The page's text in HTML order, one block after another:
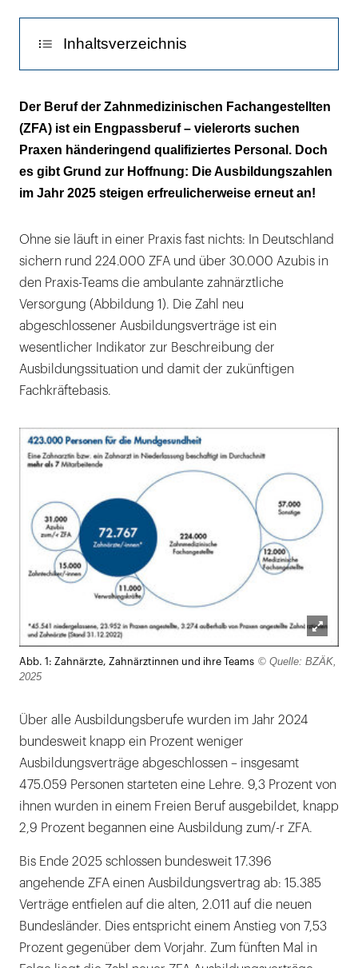
Inhaltsverzeichnis
Nummer 1 für junge Frauen mit
Migrationshintergrund
Die Abbruchquote ist relativ hoch
Werbung für den Ausbildungsberuf ZFA
Der Beruf der Zahnmedizinischen Fachangestellten
(ZFA) ist ein Engpassberuf – vielerorts suchen
Praxen händeringend qualifiziertes Personal. Doch
es gibt Grund zur Hoffnung: Die Ausbildungszahlen
im Jahr 2025 steigen erfreulicherweise erneut an!
Ohne sie läuft in einer Praxis fast nichts: In Deutschland
sichern rund 224.000 ZFA und über 30.000 Azubis in
den Praxis-Teams die ambulante zahnärztliche
Versorgung (Abbildung 1). Die Zahl neu
abgeschlossener Ausbildungsverträge ist ein
wesentlicher Indikator zur Beschreibung der
Ausbildungssituation und damit der zukünftigen
Fachkräftebasis.
öffnen
Abb. 1: Zahnärzte, Zahnärztinnen und ihre Teams © Quelle: BZÄK,
2025
Über alle Ausbildungsberufe wurden im Jahr 2024
bundesweit knapp ein Prozent weniger
Ausbildungsverträge abgeschlossen – insgesamt
475.059 Personen starteten eine Lehre. 9,3 Prozent von
ihnen wurden in einem Freien Beruf ausgebildet, knapp
2,9 Prozent begannen eine Ausbildung zum/-r ZFA.
Bis Ende 2025 schlossen bundesweit 17.396
angehende ZFA einen Ausbildungsvertrag ab: 15.385
Verträge entfielen auf die alten, 2.011 auf die neuen
Bundesländer. Dies entspricht einem Anstieg von 7,53
Prozent gegenüber dem Vorjahr. Zum fünften Mal in